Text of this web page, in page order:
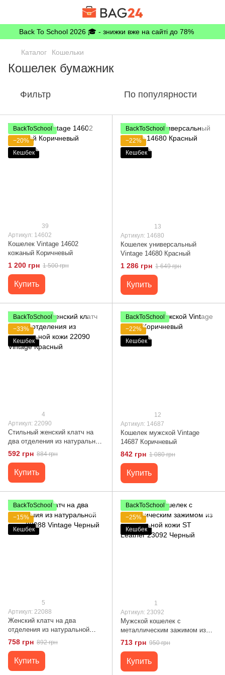
Back To School 2026 🎓 - знижки вже на сайті до 78%
Каталог Кошельки
Кошелек бумажник
Фильтр По популярности
BackToSchool
−20%
Кешбек
39
Артикул: 14602
Кошелек Vintage 14602
кожаный Коричневый
1 200 грн 1 500 грн
Купить
BackToSchool
−22%
Кешбек
13
Артикул: 14680
Кошелек универсальный
Vintage 14680 Красный
1 286 грн 1 649 грн
Купить
BackToSchool
−33%
Кешбек
4
Артикул: 22090
Стильный женский клатч на
два отделения из натуральной
кожи 22090 Vintage Красный
592 грн 884 грн
Купить
BackToSchool
−22%
Кешбек
12
Артикул: 14687
Кошелек мужской Vintage
14687 Коричневый
842 грн 1 080 грн
Купить
BackToSchool
−15%
Кешбек
5
Артикул: 22088
Женский клатч на два
отделения из натуральной
кожи 22088 Vintage Черный
758 грн 892 грн
Купить
BackToSchool
−25%
Кешбек
1
Артикул: 23092
Мужской кошелек с
металлическим зажимом из
натуральной кожи ST Leather
23092 Черный
713 грн 950 грн
Купить